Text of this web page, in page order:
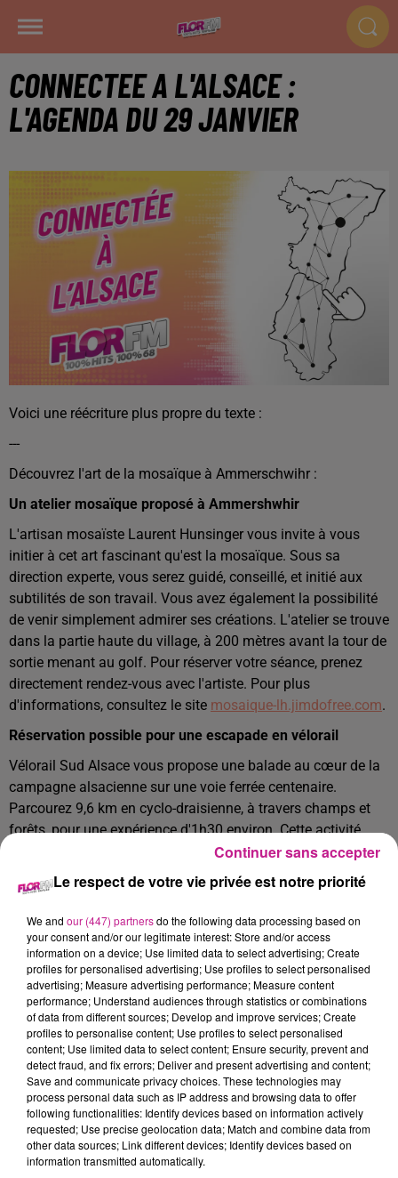
CONNECTEE A L'ALSACE :
L'AGENDA DU 29 JANVIER
Voici une réécriture plus propre du texte :
---
Découvrez l'art de la mosaïque à Ammerschwihr :
Un atelier mosaïque proposé à Ammershwhir
L'artisan mosaïste Laurent Hunsinger vous invite à vous
initier à cet art fascinant qu'est la mosaïque. Sous sa
direction experte, vous serez guidé, conseillé, et initié aux
subtilités de son travail. Vous avez également la possibilité
de venir simplement admirer ses créations. L'atelier se trouve
dans la partie haute du village, à 200 mètres avant la tour de
sortie menant au golf. Pour réserver votre séance, prenez
directement rendez-vous avec l'artiste. Pour plus
d'informations, consultez le site mosaique-lh.jimdofree.com.
Réservation possible pour une escapade en vélorail
Vélorail Sud Alsace vous propose une balade au cœur de la
campagne alsacienne sur une voie ferrée centenaire.
Parcourez 9,6 km en cyclo-draisienne, à travers champs et
forêts, pour une expérience d'1h30 environ. Cette activité
requiert au minimum deux personnes pour pédaler. Les
réservations pour la saison 2024 sont désormais ouvertes
sur le site
www.velorailalsace.com
. Notez qu'il existe
également des sessions nocturnes "au clair de lune" au tarif
de 12 euros pour les adultes et 8 euros pour les enfants.
Escape Room sur le thème du Titanic
Vivez une expérience immersive et ludique pour 3 à 6
participants à bord du célèbre paquebot Titanic. Plongez
dans l'atmosphère d'avril 1912 et tentez de survivre au
naufrage. La cohésion et la réflexion seront vos meilleurs
alliés pour sortir indemnes de cette aventure captivante !
Rendez-vous à Thann, rue Henri Lebert. La réservation est
obligatoire via notre site internet :https://www.escape-
titanic.fr/. Le jeu est accessible à partir de 14 ans,
accompagné d'au moins une personne majeure. Attention, il
Le respect de votre vie privée est notre priorité
We and our (447) partnersdo the following data processing based on
your consent and/or our legitimate interest: Store and/or access
information on a device; Use limited data to select advertising; Create
profiles for personalised advertising; Use profiles to select personalised
advertising; Measure advertising performance; Measure content
performance; Understand audiences through statistics or combinations
of data from different sources; Develop and improve services; Create
profiles to personalise content; Use profiles to select personalised
content; Use limited data to select content; Ensure security, prevent and
detect fraud, and fix errors; Deliver and present advertising and content;
Save and communicate privacy choices. These technologies may
process personal data such as IP address and browsing data to offer
following functionalities: Identify devices based on information actively
requested; Use precise geolocation data; Match and combine data from
other data sources; Link different devices; Identify devices based on
information transmitted automatically.
Continuer sans accepter